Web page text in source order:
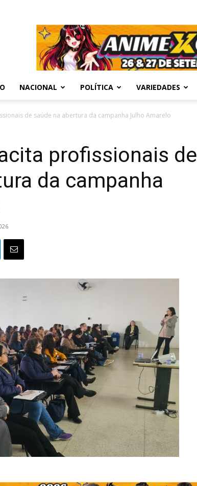
NACIONAL POLÍTICA VARIEDADES
de saúde na abertura da campanha Julho Amarelo
profissionais de
da campanha